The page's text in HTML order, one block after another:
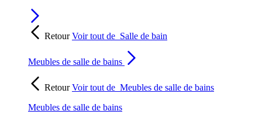
RetourVoir tout de Salle de bain
Meubles de salle de bains
RetourVoir tout de Meubles de salle de bains
Meubles de salle de bains